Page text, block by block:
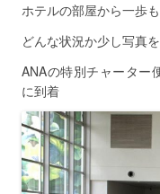
ホテルの部屋から一歩も
どんな状況か少し写真
ANAの特別チャーター
に到着